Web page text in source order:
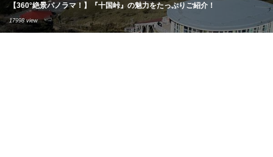
【360°絶景パノラマ！】『十国峠』の魅力をたっぷりご紹介！
17998 view